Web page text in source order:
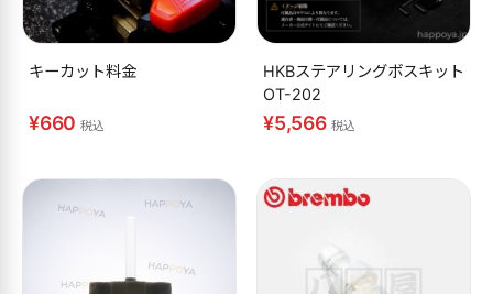
キーカット料金
¥660税込
HKBステアリングボスキット
OT-202
¥5,566 税込